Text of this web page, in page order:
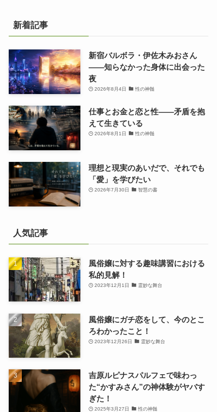
新着記事
新宿バルボラ・伊佐木みおさん
――知らなかった身体に出会った
夜
2026年8月4日 性の神髄
仕事とお金と恋と性——矛盾を抱
えて生きている
2026年8月1日 性の神髄
理想と現実のあいだで、それでも
「愛」を学びたい
2026年7月30日 智慧の書
人気記事
風俗嬢に対する趣味講習における
私的見解！
2023年12月1日 霊妙な舞台
風俗嬢にガチ恋をして、今のとこ
ろわかったこと！
2023年12月26日 霊妙な舞台
吉原ルピナスパルフェで味わっ
た“かすみさん”の神体験がヤバす
ぎた！
2025年3月27日 性の神髄